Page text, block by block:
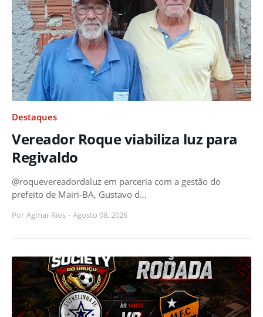
Destaques
Vereador Roque viabiliza luz para
Regivaldo
@roquevereadordaluz em parceria com a gestão do
prefeito de Mairi-BA, Gustavo d…
Por Agmar Rios - Agosto 08, 2026